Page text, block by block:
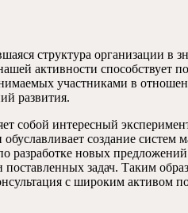
структура организации в
активности
участниками в
развития.
собой интересный
создание
разработке новых
задач. Таким
с широким активом